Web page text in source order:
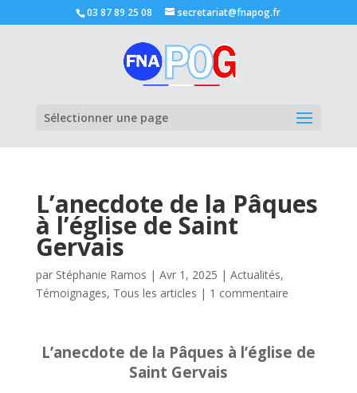
03 87 89 25 08 secretariat@fnapog.fr
Sélectionner une page
L’anecdote de la Pâques
à l’église de Saint
Gervais
par Stéphanie Ramos | Avr 1, 2025 | Actualités,
Témoignages, Tous les articles | 1 commentaire
L’anecdote de la Pâques à l’église de
Saint Gervais